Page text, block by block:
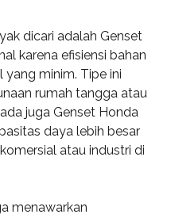
dicari adalah Genset
karena efisiensi bahan
yang minim. Tipe ini
rumah tangga atau
juga Genset Honda
daya lebih besar
atau industri di
menawarkan